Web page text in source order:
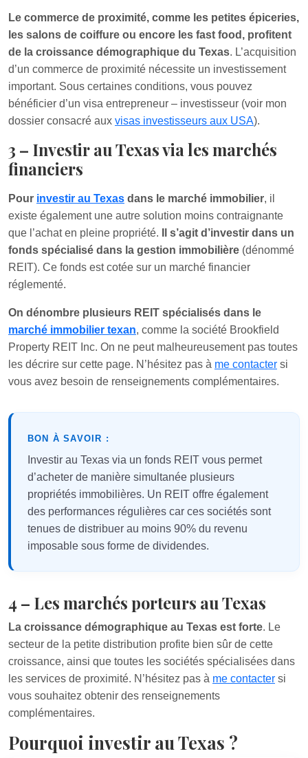
Le commerce de proximité, comme les petites épiceries,
les salons de coiffure ou encore les fast food, profitent
de la croissance démographique du Texas. L’acquisition
d’un commerce de proximité nécessite un investissement
important. Sous certaines conditions, vous pouvez
bénéficier d’un visa entrepreneur – investisseur (voir mon
dossier consacré aux visas investisseurs aux USA).
3 – Investir au Texas via les marchés
financiers
Pour investir au Texas dans le marché immobilier, il
existe également une autre solution moins contraignante
que l’achat en pleine propriété.
Il s’agit d’investir dans un
fonds spécialisé dans la gestion immobilière (dénommé
REIT). Ce fonds est cotée sur un marché financier
réglementé.
On dénombre plusieurs REIT spécialisés dans le
marché immobilier texan, comme la société Brookfield
Property REIT Inc. On ne peut malheureusement pas toutes
les décrire sur cette page. N’hésitez pas à me contacter si
vous avez besoin de renseignements complémentaires.
BON À SAVOIR :
Investir au Texas via un fonds REIT vous permet
d’acheter de manière simultanée plusieurs
propriétés immobilières. Un REIT offre également
des performances régulières car ces sociétés sont
tenues de distribuer au moins 90% du revenu
imposable sous forme de dividendes.
4 – Les marchés porteurs au Texas
La croissance démographique au Texas est forte. Le
secteur de la petite distribution profite bien sûr de cette
croissance, ainsi que toutes les sociétés spécialisées dans
les services de proximité. N’hésitez pas à me contacter si
vous souhaitez obtenir des renseignements
complémentaires.
Pourquoi investir au Texas ?